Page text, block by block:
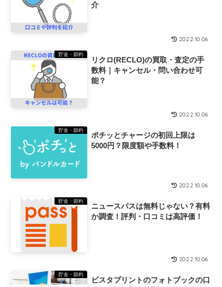
介
2022.10.06
貯金・節約
リクロ(RECLO)の買取・査定の手
数料｜キャンセル・問い合わせ可
能？
2022.10.06
貯金・節約
ポチッとチャージの初回上限は
5000円？限度額や手数料！
2022.10.06
貯金・節約
ニュースパスは無料じゃない？有料
か調査！評判・口コミは高評価！
2022.10.06
貯金・節約
ビスタプリントのフォトブックの口